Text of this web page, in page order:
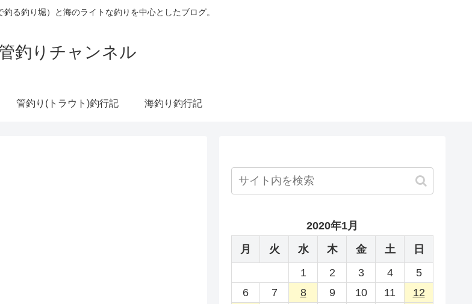
る釣り堀）と海のライトな釣りを中心としたブログ。
釣りチャンネル
管釣り(トラウト)釣行記 海釣り釣行記
2020年1月
月
火 水 木 金 土
日
1
2 3 4
5
6
7 8 9 10 11
12